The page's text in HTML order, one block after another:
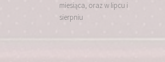
miesiąca, oraz w lipcu i
sierpniu